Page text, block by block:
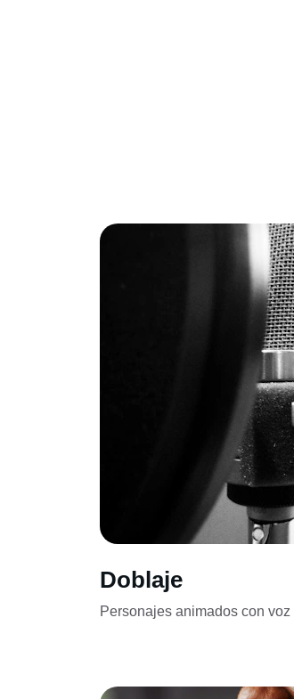
Doblaje
Personajes animados con voz